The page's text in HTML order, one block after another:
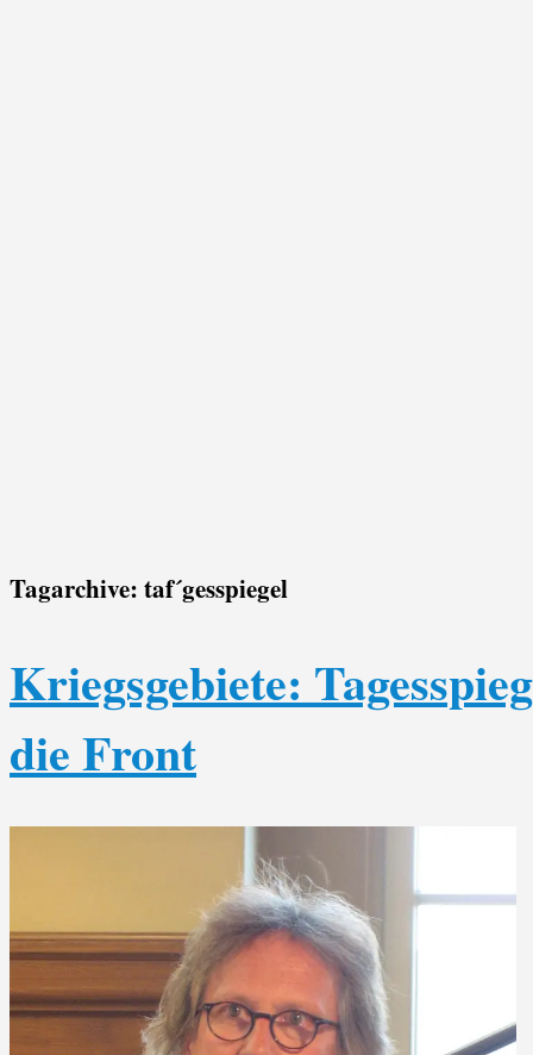
Tagarchive: taf´gesspiegel
Kriegsgebiete:
die Front